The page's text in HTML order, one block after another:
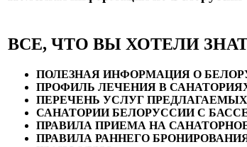
ВСЕ, ЧТО ВЫ ХОТЕЛИ
ПОЛЕЗНАЯ ИНФОРМАЦИЯ О
ПРОФИЛЬ ЛЕЧЕНИЯ В
ПЕРЕЧЕНЬ УСЛУГ
САНАТОРИИ БЕЛОРУССИИ С
ПРАВИЛА ПРИЕМА НА
ПРАВИЛА РАННЕГО